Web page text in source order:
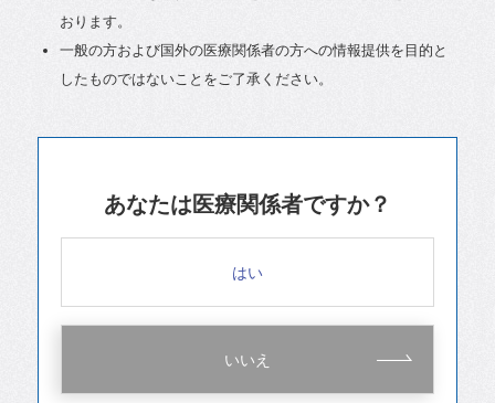
おります。
一般の方および国外の医療関係者の方への情報提供を目的と
したものではないことをご了承ください。
あなたは医療関係者ですか？
はい
いいえ